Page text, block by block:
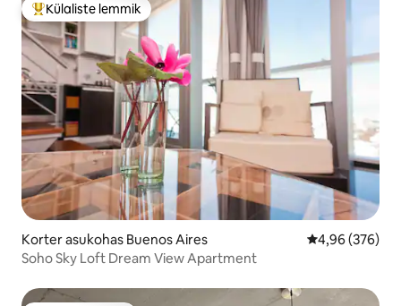
Külaliste suur lemmik
Külaliste lemmik
Korter asukohas Buenos Aires Keskmine
4,96 (376)
Soho Sky Loft Dream View Apartment